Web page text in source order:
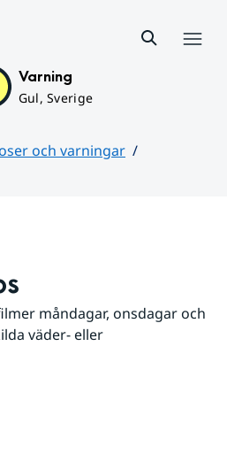
Varning
Gul, Sverige
och varningar
måndagar, onsdagar och
väder- eller